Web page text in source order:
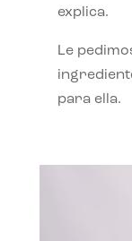
explica.
Le
para ella.